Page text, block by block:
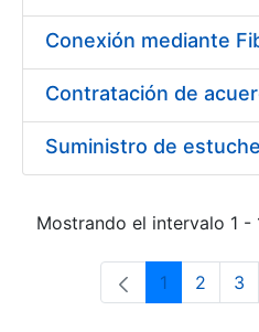
Mostrando el intervalo 1 -
Página
1 Página
2 3